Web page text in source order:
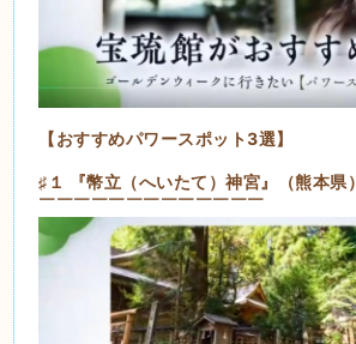
【おすすめパワースポット3選】
♯１ 『幣立（へいたて）神宮』（熊本県）
￣￣￣￣￣￣￣￣￣￣￣￣￣